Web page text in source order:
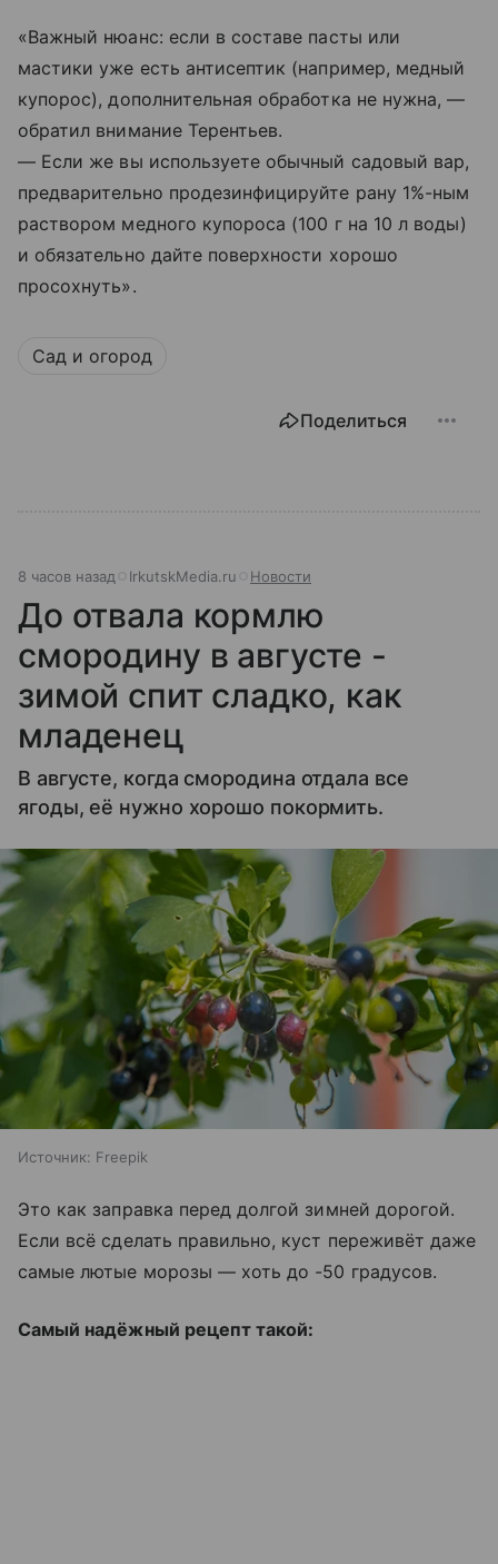
«Важный нюанс: если в составе пасты или
мастики уже есть антисептик (например, медный
купорос), дополнительная обработка не нужна, —
обратил внимание Терентьев.
— Если же вы используете обычный садовый вар,
предварительно продезинфицируйте рану 1%-ным
раствором медного купороса (100 г на 10 л воды)
и обязательно дайте поверхности хорошо
просохнуть».
Сад и огород
Поделиться
8 часов назад IrkutskMedia.ru Новости
До отвала кормлю
смородину в августе -
зимой спит сладко, как
младенец
В августе, когда смородина отдала все
ягоды, её нужно хорошо покормить.
Источник: Freepik
Это как заправка перед долгой зимней дорогой.
Если всё сделать правильно, куст переживёт даже
самые лютые морозы — хоть до -50 градусов.
Самый надёжный рецепт такой: